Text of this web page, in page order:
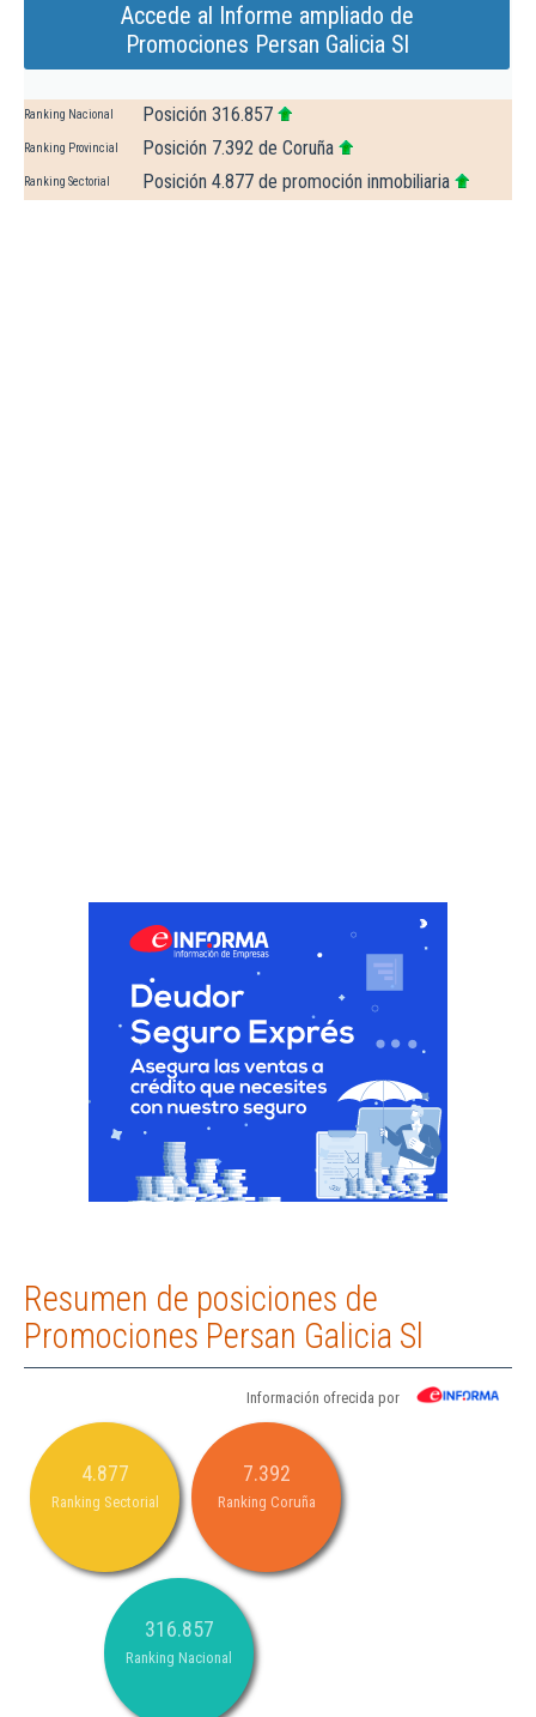
Accede al Informe ampliado de
Promociones Persan Galicia Sl
Ranking Nacional Posición 316.857
Ranking Provincial Posición 7.392 de Coruña
Ranking Sectorial Posición 4.877 de promoción inmobiliaria
Resumen de posiciones de
Promociones Persan Galicia Sl
Información ofrecida por
4.877
Ranking Sectorial
7.392
Ranking Coruña
316.857
Ranking Nacional